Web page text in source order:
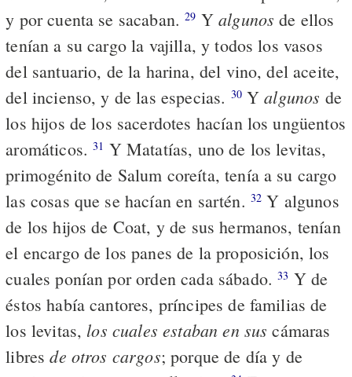
y por cuenta se sacaban.29 Yalgunos de ellos
tenían a su cargo la vajilla, y todos los vasos
del santuario, de la harina, del vino, del aceite,
del incienso, y de las especias. 30Yalgunos de
los hijos de los sacerdotes hacían los ungüentos
aromáticos.31 Y Matatías, uno de los levitas,
primogénito de Salum coreíta, tenía a su cargo
las cosas que se hacían en sartén. 32 Y algunos
de los hijos de Coat, y de sus hermanos, tenían
el encargo de los panes de la proposición, los
cuales ponían por orden cada sábado.33 Y de
éstos había cantores, príncipes de familias de
los levitas, los cuales estaban en sus cámaras
libresde otros cargos; porque de día y de